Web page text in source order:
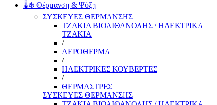
🌡️❄️ Θέρμανση & Ψύξη
ΣΥΣΚΕΥΕΣ ΘΕΡΜΑΝΣΗΣ
ΤΖΑΚΙΑ ΒΙΟΑΙΘΑΝΟΛΗΣ / ΗΛΕΚΤΡΙΚΑ
ΤΖΑΚΙΑ
/
ΑΕΡΟΘΕΡΜΑ
/
ΗΛΕΚΤΡΙΚΕΣ ΚΟΥΒΕΡΤΕΣ
/
ΘΕΡΜΑΣΤΡΕΣ
ΣΥΣΚΕΥΕΣ ΘΕΡΜΑΝΣΗΣ